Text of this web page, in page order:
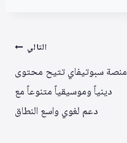
التالي
منصة سبوتيفاي تتيح محتوى
دينياً وموسيقياً متنوعاً مع
دعم لغوي واسع النطاق